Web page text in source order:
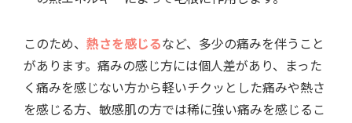
このため、 熱さを感じるなど、多少の痛みを伴うこと
があります。痛みの感じ方には個人差があり、まった
く痛みを感じない方から軽いチクッとした痛みや熱さ
を感じる方、敏感肌の方では稀に強い痛みを感じるこ